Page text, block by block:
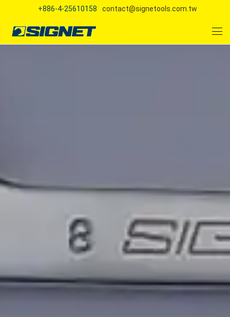
+886-4-25610158 contact@signetools.com.tw